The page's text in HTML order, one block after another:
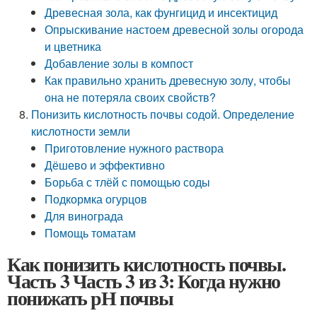
Древесная зола, как фунгицид и инсектицид
Опрыскивание настоем древесной золы огорода
и цветника
Добавление золы в компост
Как правильно хранить древесную золу, чтобы
она не потеряла своих свойств?
Понизить кислотность почвы содой. Определение
кислотности земли
Приготовление нужного раствора
Дёшево и эффективно
Борьба с тлёй с помощью соды
Подкормка огурцов
Для винограда
Помощь томатам
Как понизить кислотность почвы.
Часть 3 Часть 3 из 3: Когда нужно
понижать рН почвы